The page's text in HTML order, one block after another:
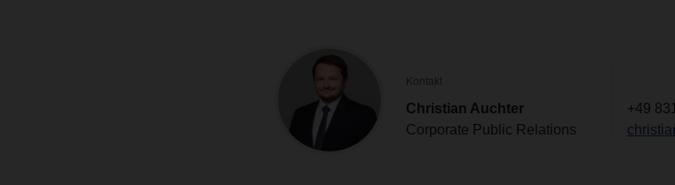
Kontakt
Christian Auchter
Corporate Public Relations
+49